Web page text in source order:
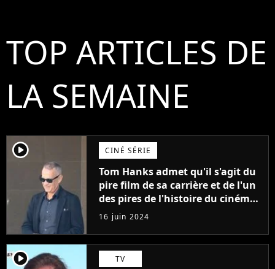
TOP ARTICLES DE
LA SEMAINE
player2 CINÉ SÉRIE
Tom Hanks admet qu'il s'agit du
pire film de sa carrière et de l'un
des pires de l'histoire du cinéma :
"L'un des films les plus
médiocres jamais réalisés"
16 juin 2024
player2 TV